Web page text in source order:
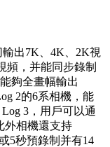
出7K、4K、2K視
，并能同步錄制
夠全畫幅輸出
2的6系相機，能
3，用戶可以通
外相機還支持
5秒預錄制并有14